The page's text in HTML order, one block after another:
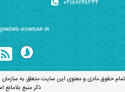
۰۲۱۸۸۷۴۸۲۳۲
KOWSAR.IR
تمام حقوق مادی و معنوی این سایت متعلق به سازمان
ذکر منبع